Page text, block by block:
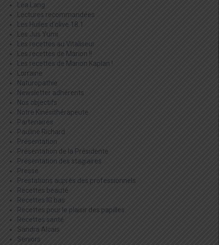
Léa Lang
Lectures recommandées
Les Huiles d'olive 18:1
Les Jus Yumi
Les recettes au Vitaliseur
Les recettes de Marion !!
Les recettes de Marion Kaplan !
Lorraine
Naturopathie
Newsletter adhérents
Nos objectifs
Notre Kinésithérapeute
Partenaires
Pauline Richard
Présentation
Présentation de la Présidente
Présentation des stagiaires
Presse
Prestations auprès des professionnels
Recettes beauté
Recettes IG bas
Recettes pour le plaisir des papilles
Recettes santé
Sandra Alcais
Seniors